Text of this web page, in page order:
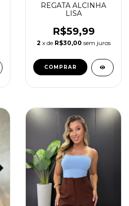
REGATA ALCINHA
LISA
R$59,99
2 x de R$30,00 sem juros
COMPRAR